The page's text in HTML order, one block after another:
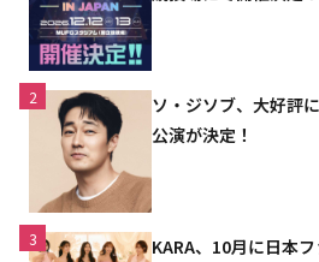
2
ソ・ジソブ、大好評
公演が決定！
3
KARA、10月に日本